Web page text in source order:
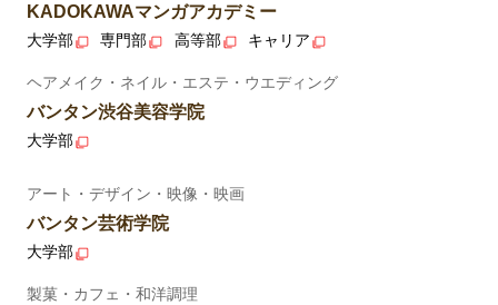
KADOKAWAマンガアカデミー
大学部 専門部 高等部 キャリア
ヘアメイク・ネイル・エステ・ウエディング
バンタン渋谷美容学院
大学部
アート・デザイン・映像・映画
バンタン芸術学院
大学部
製菓・カフェ・和洋調理